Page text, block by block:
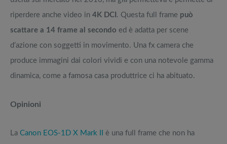
riperdere anche video in 4K DCI . Questa full frame può
scattare a 14 frame al secondo ed è adatta per scene
d’azione con soggetti in movimento. Una fx camera che
produce immagini dai colori vividi e con una notevole gamma
dinamica, come a famosa casa produttrice ci ha abituato.
Opinioni
La Canon EOS-1D X Mark II
è una full frame che non ha